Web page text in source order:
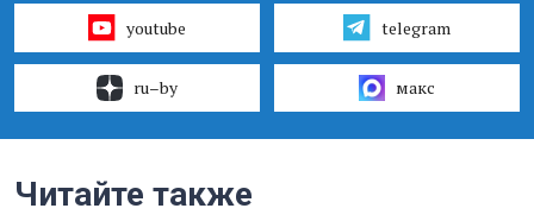
youtube telegram
ru–by макс
Читайте также